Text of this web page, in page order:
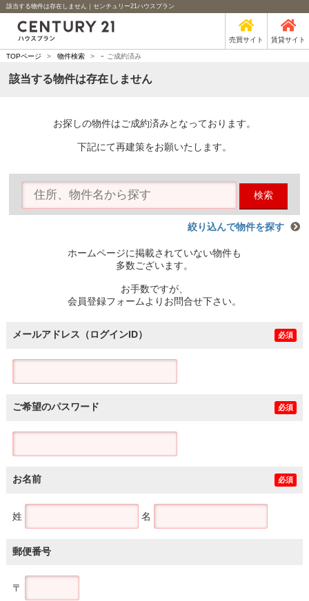
該当する物件は存在しません｜センチュリー21ハウスプラン
売買サイト 賃貸サイト
TOPページ > 物件検索 > - ご成約済み
該当する物件は存在しません
お探しの物件はご成約済みとなっております。
下記にて再建策をお願いたします。
検索
絞り込んで物件を探す
ホームページに掲載されていない物件も
多数ございます。
お手数ですが、
会員登録フォームよりお問合せ下さい。
メールアドレス（ログインID） 必須
ご希望のパスワード 必須
お名前 必須
姓 名
郵便番号
〒